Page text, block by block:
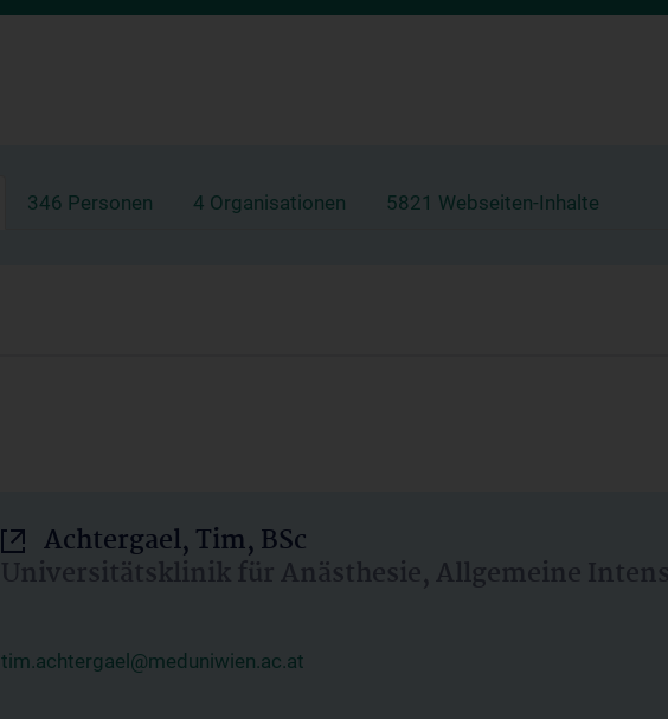
346 Personen 4 Organisationen 5821 Webseiten-Inhalte
Achtergael, Tim, BSc
Universitätsklinik für Anästhesie, Allgemeine
tim.achtergael@meduniwien.ac.at